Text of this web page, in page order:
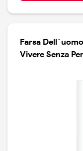
Farsa
Vivere Senza